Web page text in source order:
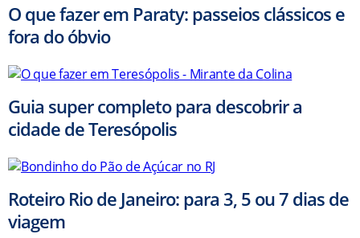
O que fazer em Paraty: passeios clássicos e
fora do óbvio
Guia super completo para descobrir a
cidade de Teresópolis
Roteiro Rio de Janeiro: para 3, 5 ou 7 dias de
viagem